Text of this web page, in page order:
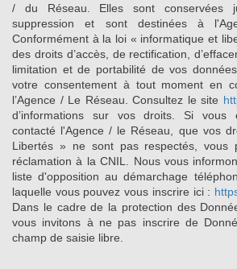
/ du Réseau. Elles sont conservées
suppression et sont destinées à
Conformément à la loi « informatique et
des droits d’accès, de rectification,
limitation et de portabilité de vos
votre consentement à tout moment en
l’Agence / Le Réseau. Consultez le site
d’informations sur vos droits. Si vous
contacté l'Agence / le Réseau, que vos
Libertés » ne sont pas respectés, vous
réclamation à la CNIL. Nous vous
liste d'opposition au démarchage
laquelle vous pouvez vous inscrire ici :
Dans le cadre de la protection des
vous invitons à ne pas inscrire de
champ de saisie libre.